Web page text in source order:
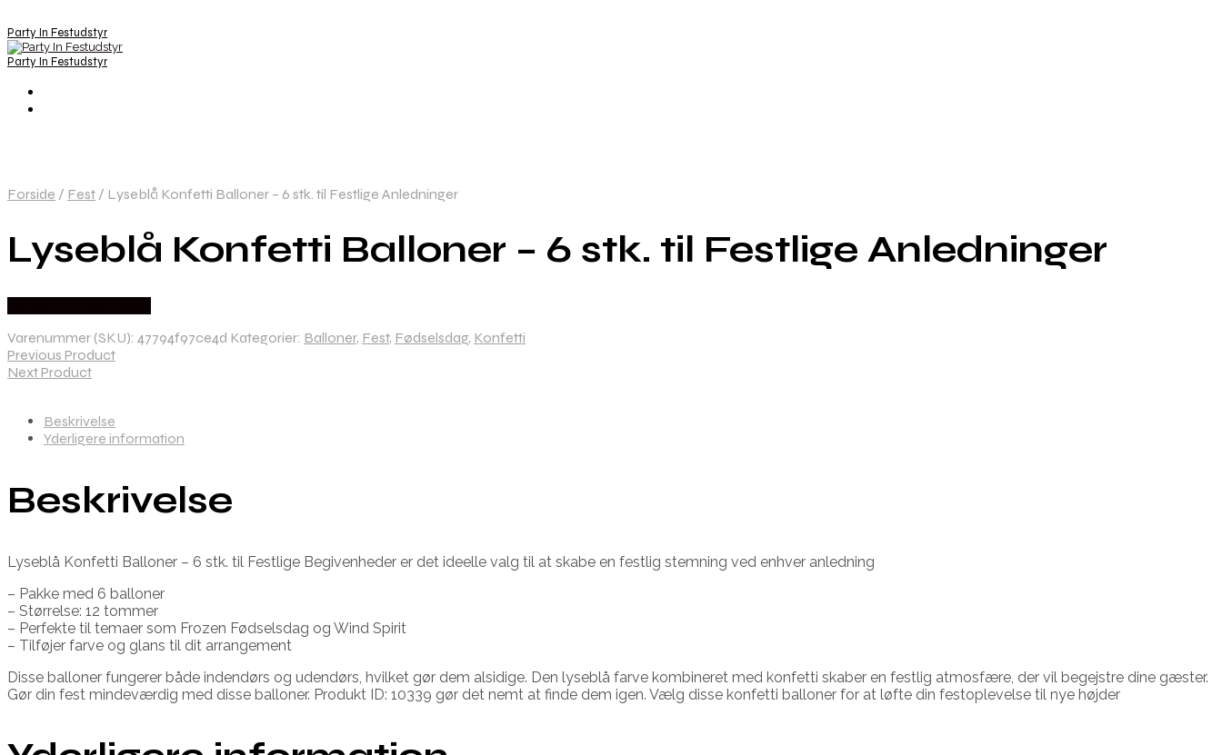
Party In Festudstyr
Party In Festudstyr
Forside / Fest / Lyseblå Konfetti Balloner – 6 stk. til Festlige Anledninger
Lyseblå Konfetti Balloner – 6 stk. til Festlige Anledninger
Varenummer (SKU): 47794f97ce4d Kategorier: Balloner, Fest, Fødselsdag, Konfetti
Previous Product
Next Product
Beskrivelse
Yderligere information
Beskrivelse
Lyseblå Konfetti Balloner – 6 stk. til Festlige Begivenheder er det ideelle valg til at skabe en festlig stemning ved enhver anledning
– Pakke med 6 balloner
– Størrelse: 12 tommer
– Perfekte til temaer som Frozen Fødselsdag og Wind Spirit
– Tilføjer farve og glans til dit arrangement
Disse balloner fungerer både indendørs og udendørs, hvilket gør dem alsidige. Den lyseblå farve kombineret med konfetti skaber en festlig atmosfære, der vil begejstre dine gæster.
Gør din fest mindeværdig med disse balloner. Produkt ID: 10339 gør det nemt at finde dem igen. Vælg disse konfetti balloner for at løfte din festoplevelse til nye højder